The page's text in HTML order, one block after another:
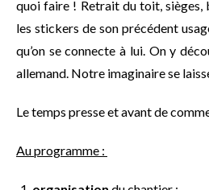
quoi faire ! Retrait du toit, sièges,
les stickers de son précédent
qu’on se connecte à lui. On y
allemand. Notre imaginaire se
Le temps presse et avant de
Au programme :